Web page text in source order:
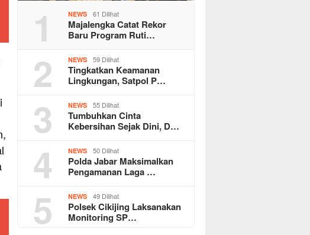
1 NEWS 61 Dilihat
Majalengka Catat Rekor
Baru Program Ruti…
2 NEWS 59 Dilihat
Tingkatkan Keamanan
Lingkungan, Satpol P…
3 NEWS 55 Dilihat
Tumbuhkan Cinta
Kebersihan Sejak Dini, D…
4 NEWS 50 Dilihat
Polda Jabar Maksimalkan
Pengamanan Laga …
5 NEWS 49 Dilihat
Polsek Cikijing Laksanakan
Monitoring SP…